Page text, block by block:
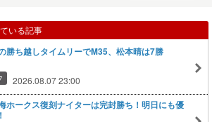
いる記事
勝ち越しタイムリーでM35、松本晴は7勝
2026.08.07 23:00
ホークス復刻ナイターは完封勝ち！明日にも優